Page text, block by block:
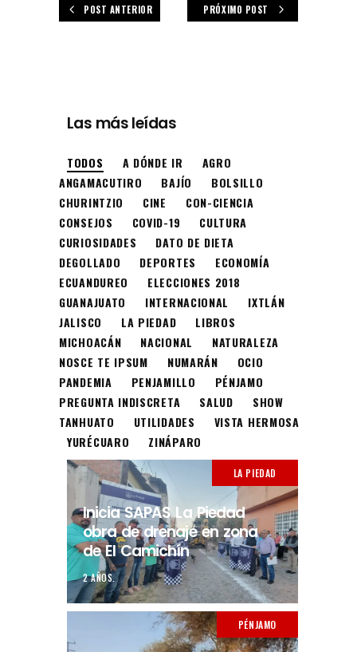
POST ANTERIOR PRÓXIMO POST
Las más leídas
TODOS A DÓNDE IR
AGRO
ANGAMACUTIRO
BAJÍO
BOLSILLO
CHURINTZIO
CINE
CON-CIENCIA
CONSEJOS
COVID-19
CULTURA
CURIOSIDADES
DATO DE DIETA
DEGOLLADO
DEPORTES
ECONOMÍA
ECUANDUREO
ELECCIONES 2018
GUANAJUATO
INTERNACIONAL
IXTLÁN
JALISCO
LA PIEDAD
LIBROS
MICHOACÁN
NACIONAL
NATURALEZA
NOSCE TE IPSUM
NUMARÁN
OCIO
PANDEMIA
PENJAMILLO
PÉNJAMO
PREGUNTA INDISCRETA
SALUD
SHOW
TANHUATO
UTILIDADES
VISTA HERMOSA
YURÉCUARO
ZINÁPARO
LA PIEDAD
Inicia SAPAS La Piedad
obra de drenaje en zona
de El Camichín
2 AÑOS.
PÉNJAMO